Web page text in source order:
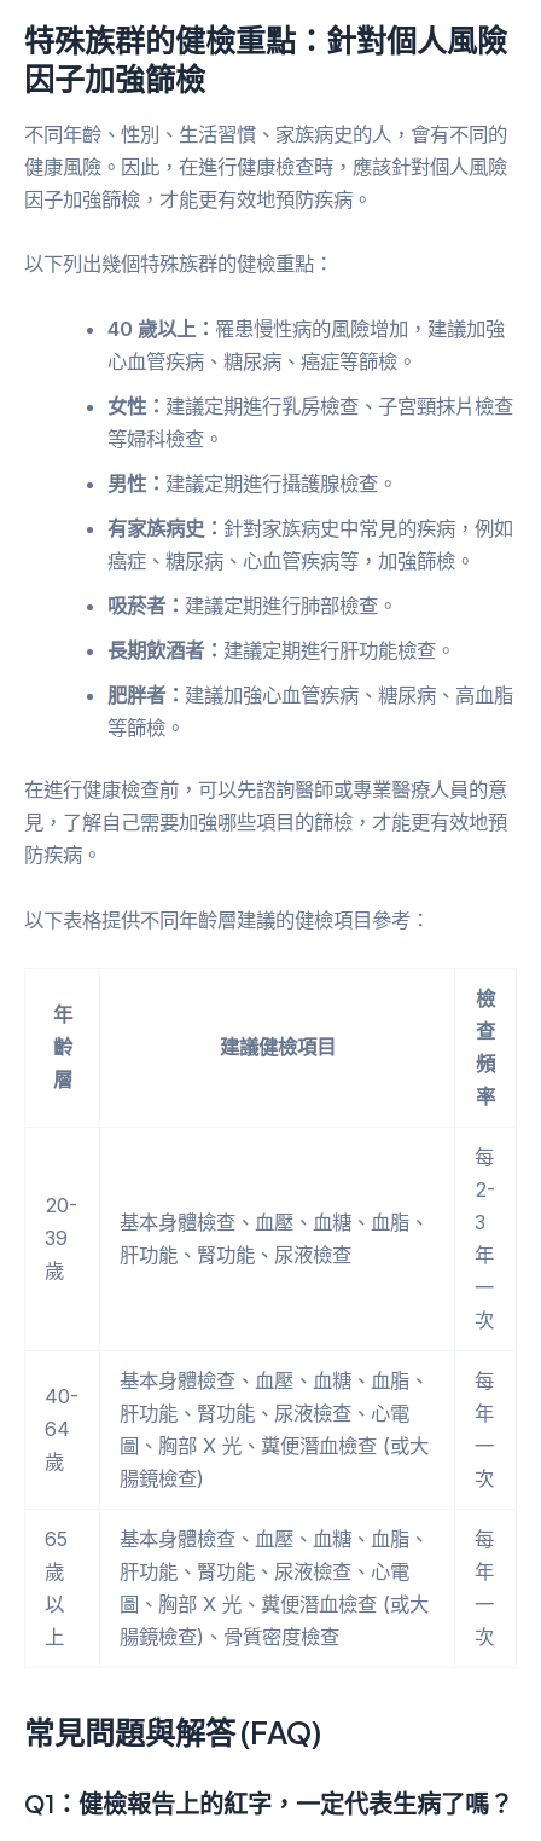
特殊族群的健檢重點：針對個人風險
因子加強篩檢
不同年齡、性別、生活習慣、家族病史的人，會有不同的
健康風險。因此，在進行健康檢查時，應該針對個人風險
因子加強篩檢，才能更有效地預防疾病。
以下列出幾個特殊族群的健檢重點：
40 歲以上： 罹患慢性病的風險增加，建議加強
心血管疾病、糖尿病、癌症等篩檢。
女性： 建議定期進行乳房檢查、子宮頸抹片檢查
等婦科檢查。
男性： 建議定期進行攝護腺檢查。
有家族病史： 針對家族病史中常見的疾病，例如
癌症、糖尿病、心血管疾病等，加強篩檢。
吸菸者： 建議定期進行肺部檢查。
長期飲酒者： 建議定期進行肝功能檢查。
肥胖者： 建議加強心血管疾病、糖尿病、高血脂
等篩檢。
在進行健康檢查前，可以先諮詢醫師或專業醫療人員的意
見，了解自己需要加強哪些項目的篩檢，才能更有效地預
防疾病。
以下表格提供不同年齡層建議的健檢項目參考：
年
齡
層
建議健檢項目
檢
查
頻
率
20-
39
歲
基本身體檢查、血壓、血糖、血脂、
肝功能、腎功能、尿液檢查
每
2-
3
年
一
次
40-
64
歲
基本身體檢查、血壓、血糖、血脂、
肝功能、腎功能、尿液檢查、心電
圖、胸部 X 光、糞便潛血檢查 (或大
腸鏡檢查)
每
年
一
次
65
歲
以
上
基本身體檢查、血壓、血糖、血脂、
肝功能、腎功能、尿液檢查、心電
圖、胸部 X 光、糞便潛血檢查 (或大
腸鏡檢查)、骨質密度檢查
每
年
一
次
常見問題與解答 (FAQ)
Q1：健檢報告上的紅字，一定代表生病了嗎？